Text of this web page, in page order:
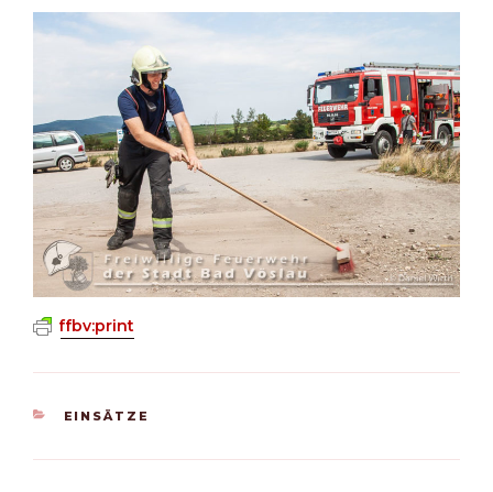
ffbv:print
KATEGORIEN
EINSÄTZE